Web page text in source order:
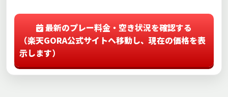
最新のプレー料金・空き状況を確認する
（楽天GORA公式サイトへ移動し、現在の価格を表
示します）